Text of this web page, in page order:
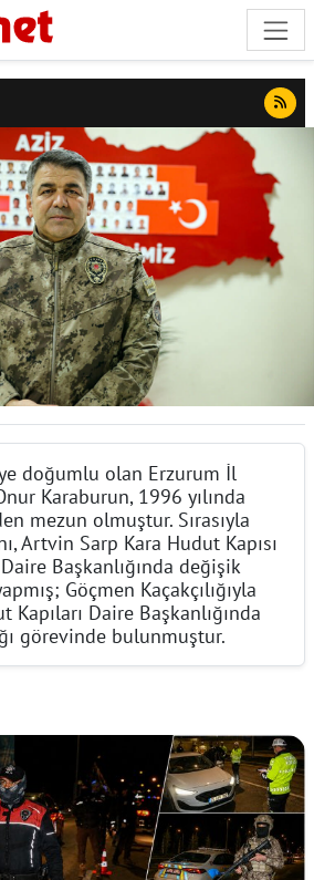
doğumlu olan Erzurum İl
Karaburun, 1996 yılında
mezun olmuştur. Sırasıyla
Artvin Sarp Kara Hudut Kapısı
Başkanlığında değişik
Göçmen Kaçakçılığıyla
Kapıları Daire Başkanlığında
görevinde bulunmuştur.